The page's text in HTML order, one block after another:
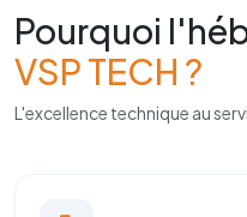
Pourquoi
VSP TECH ?
L'excellence technique au